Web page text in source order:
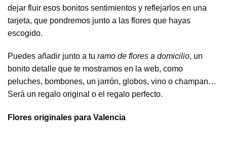
dejar fluir esos bonitos sentimientos y reflejarlos en una
tarjeta, que pondremos junto a las flores que hayas
escogido.
Puedes añadir junto a tu ramo de flores a domicilio, un
bonito detalle que te mostramos en la web, como
peluches, bombones, un jarrón, globos, vino o champan…
Será un regalo original o el regalo perfecto.
Flores originales para Valencia